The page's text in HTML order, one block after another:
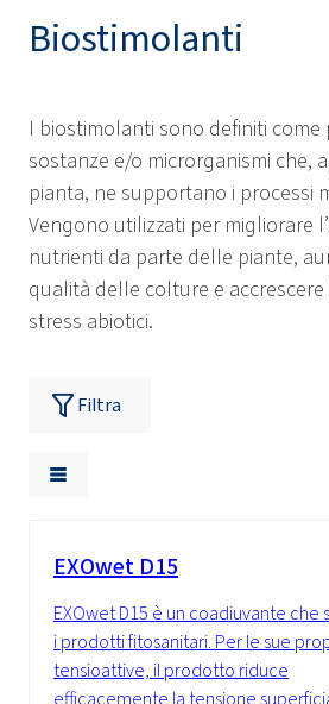
Biostimolanti
I biostimolanti sono definiti
sostanze e/o microrganismi che,
pianta, ne supportano i processi
Vengono utilizzati per migliorare
nutrienti da parte delle piante,
qualità delle colture e
stress abiotici.
Filtra
EXOwet D15
EXOwet D15 è un coadiuvante che
i prodotti fitosanitari. Per le sue
tensioattive, il prodotto riduce
efficacemente la tensione